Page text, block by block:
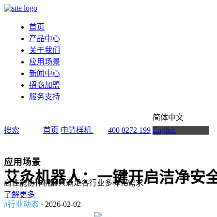
首页
产品中心
关于我们
应用场景
新闻中心
招商加盟
服务支持
搜索 首页 申请样机 400 8272 199
简体中文
English
应用场景
高性能协作机器人满足各行业多样化需求
了解更多
艾灸机器人：一键开启洁净安
#行业动态 · 2026-02-02